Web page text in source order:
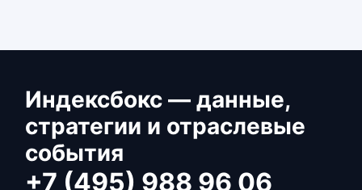
Индексбокс — данные,
стратегии и отраслевые
события
+7 (495) 988 96 06